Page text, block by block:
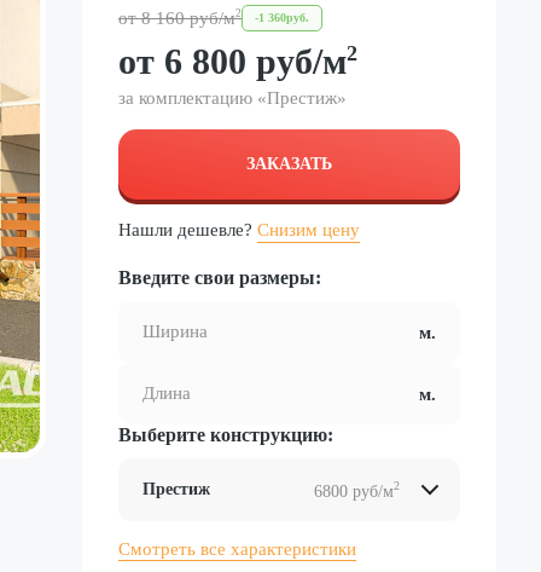
от8 160 руб/м2 -1 360руб.
от 6 800 руб/м2
за комплектацию «Престиж»
ЗАКАЗАТЬ
Нашли дешевле? Снизим цену
Введите свои размеры:
Выберите конструкцию:
Престиж 6800 руб/м2
Смотреть все характеристики